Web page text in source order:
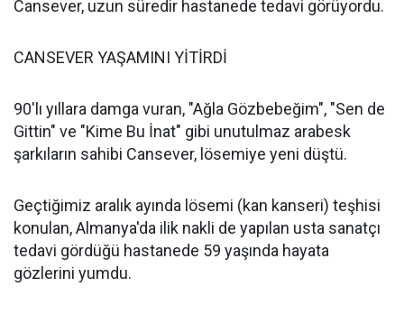
Cansever, uzun süredir hastanede tedavi görüyordu.
CANSEVER YAŞAMINI YİTİRDİ
90'lı yıllara damga vuran, "Ağla Gözbebeğim", "Sen de
Gittin" ve "Kime Bu İnat" gibi unutulmaz arabesk
şarkıların sahibi Cansever, lösemiye yeni düştü.
Geçtiğimiz aralık ayında lösemi (kan kanseri) teşhisi
konulan, Almanya'da ilik nakli de yapılan usta sanatçı
tedavi gördüğü hastanede 59 yaşında hayata
gözlerini yumdu.